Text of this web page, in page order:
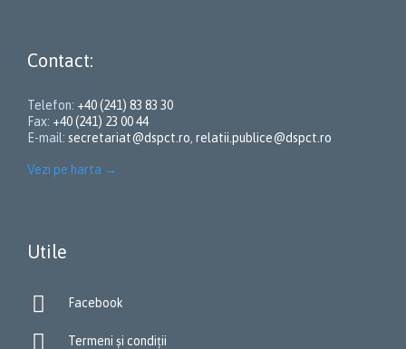
Contact:
Telefon: +40 (241) 83 83 30
Fax: +40 (241) 23 00 44
E-mail: secretariat@dspct.ro, relatii.publice@dspct.ro
Vezi pe harta →
Utile
 Facebook
 Termeni și condiții